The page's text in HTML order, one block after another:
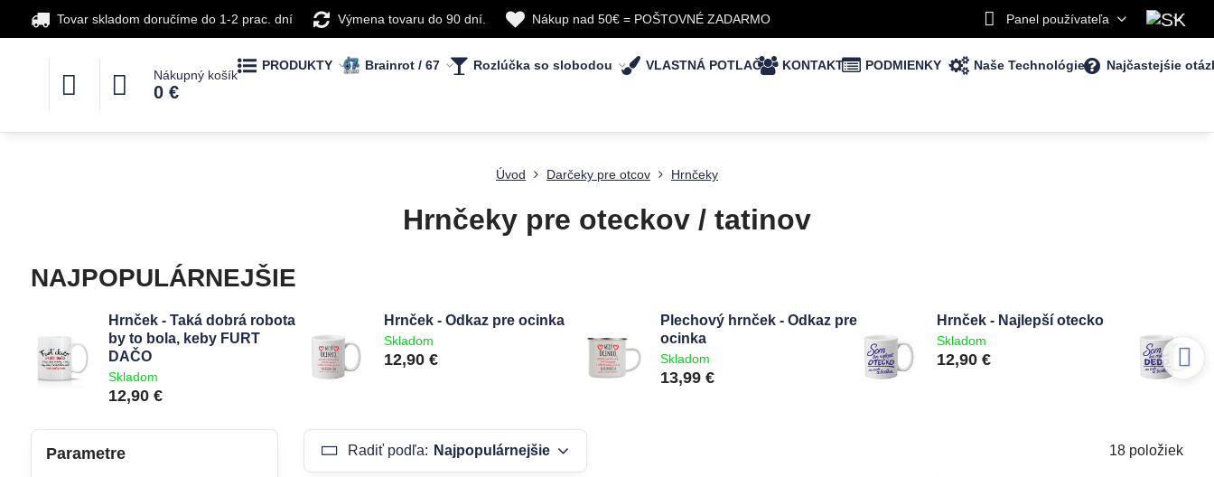
Tovar skladom doručíme do 1-2 prac. dní Výmena tovaru do 90 dní. Nákup nad 50€ = POŠTOVNÉ ZADARMO Panel používateľa
Nákupný košík
0 €
PRODUKTY Brainrot / 67 Rozlúčka so slobodou VLASTNÁ POTLAČ KONTAKT PODMIENKY Naše Technológie Najčastejśie
Úvod Darčeky pre otcov Hrnčeky
Hrnčeky pre oteckov / tatinov
NAJPOPULÁRNEJŠIE
Hrnček - Taká dobrá robota
by to bola, keby FURT
DAČO
Skladom
12,90 €
Hrnček - Odkaz pre ocinka
Skladom
12,90 €
Plechový hrnček - Odkaz pre
ocinka
Skladom
13,99 €
Hrnček - Najlepší otecko
Skladom
12,90 €
Radiť podľa: Najpopulárnejšie 18 položiek
Parametre